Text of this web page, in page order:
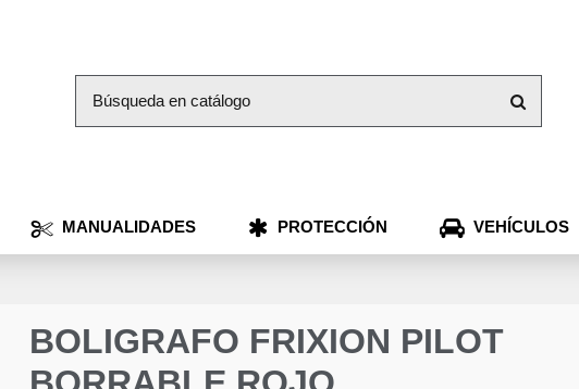
MANUALIDADES PROTECCIÓN VEHÍCULOS
BOLIGRAFO FRIXION PILOT